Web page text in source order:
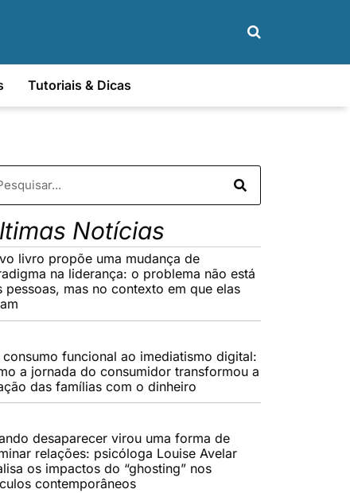
Tutoriais & Dicas
Notícias
livro propõe uma mudança de
na liderança: o problema não está
pessoas, mas no contexto em que elas
consumo funcional ao imediatismo digital:
a jornada do consumidor transformou a
das famílias com o dinheiro
desaparecer virou uma forma de
relações: psicóloga Louise Avelar
os impactos do “ghosting” nos
contemporâneos